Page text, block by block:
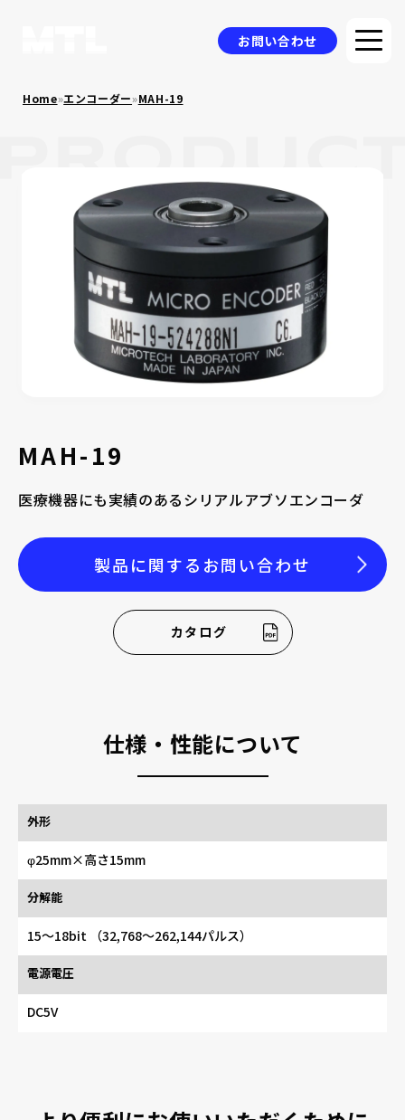
お問い合わせ
品質方針
採用事例
お電話でのお問い合わせ
電話をかける
Home»エンコーダー»MAH-19
MAH-19
医療機器にも実績のあるシリアルアブソエンコーダ
製品に関するお問い合わせ
カタログ
仕様・性能について
外形
φ25mm×高さ15mm
分解能
15～18bit （32,768～262,144パルス）
電源電圧
DC5V